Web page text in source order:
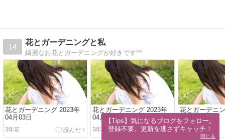
14
花とガーデニングと私
綺麗なお花とガーデニングが好きです^^
花とガーデニング 2023年
04月03日
3年前
花とガーデニング 2023年
04月02日
3年前
花とガーデニ
04月01日
3年前
【Tips】気になるブログをフォロー。
登録不要。更新を逃さずキャッチ！
閉じる